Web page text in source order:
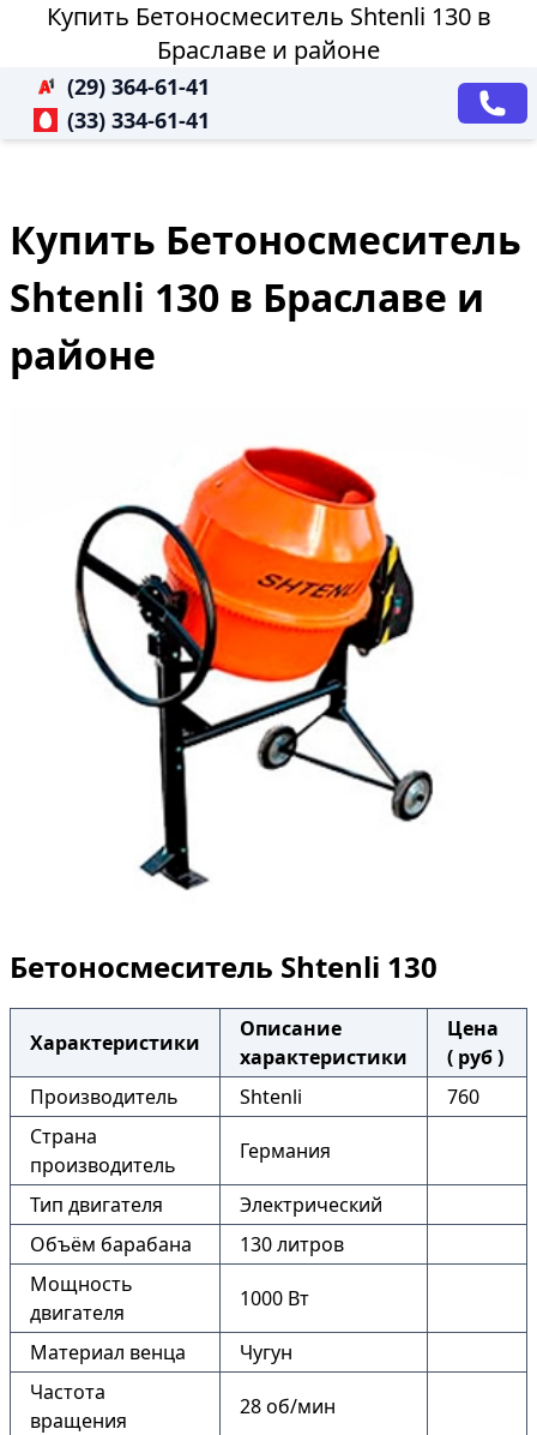
Купить Бетоносмеситель Shtenli 130 в
Браславе и районе
(29) 364-61-41
(33) 334-61-41
Купить Бетоносмеситель
Shtenli 130 в Браславе и
районе
Бетоносмеситель Shtenli 130
Характеристики
Описание
характеристики
Цена
( руб )
Производитель
Shtenli
760
Страна
производитель
Германия
Тип двигателя
Электрический
Объём барабана
130 литров
Мощность
двигателя
1000 Вт
Материал венца
Чугун
Частота
вращения
28 об/мин